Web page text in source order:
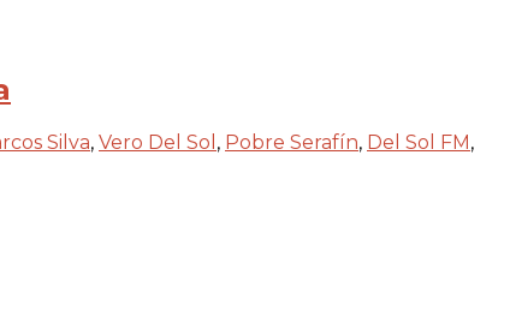
Silva, Vero Del Sol , Pobre Serafín, Del Sol FM,